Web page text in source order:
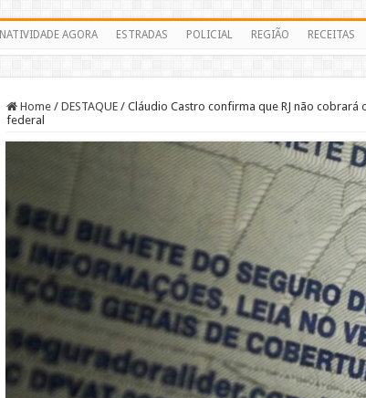
NATIVIDADE AGORA ESTRADAS POLICIAL REGIÃO RECEITAS
Home / DESTAQUE / Cláudio Castro confirma que RJ não
federal